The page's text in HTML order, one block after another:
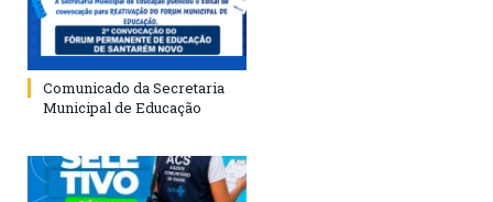
Comunicado da Secretaria
Municipal de Educação